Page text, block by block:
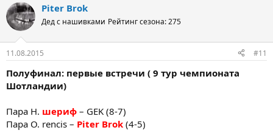
Piter Brok
Дед с нашивками Рейтинг сезона: 275
11.08.2015 #11
Полуфинал: первые встречи ( 9 тур чемпионата
Шотландии)
Пара Н. шериф – GEK (8-7)
Пара О. rencis – Piter Brok (4-5)